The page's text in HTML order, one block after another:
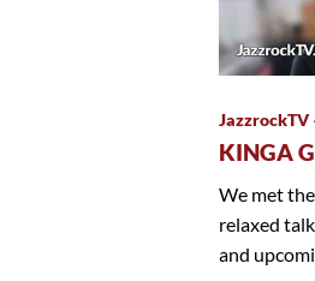
JazzrockTV
KINGA
We met
relaxed
and